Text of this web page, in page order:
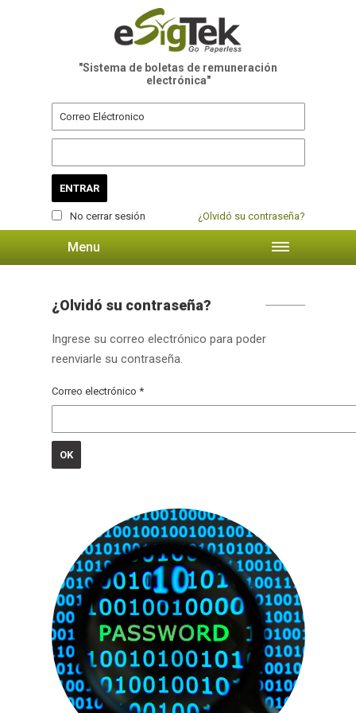
"Sistema de boletas de remuneración
electrónica"
No cerrar sesión ¿Olvidó su contraseña?
Menu
¿Olvidó su contraseña?
Ingrese su correo electrónico para poder
reenviarle su contraseña.
Correo electrónico *